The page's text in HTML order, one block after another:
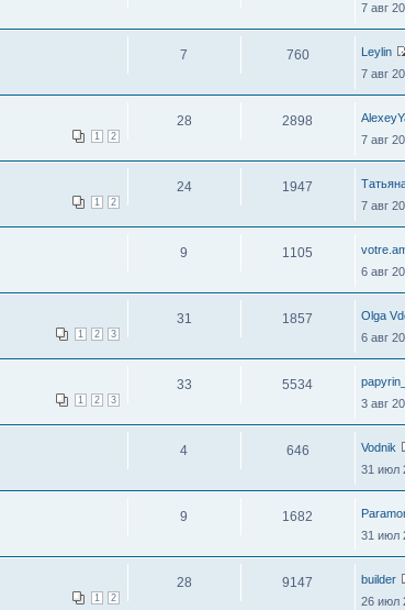
7 авг
7 760
Leylin
7 авг
1 2
28 2898
7 авг
1 2
24 1947
7 авг
9 1105
6 авг
1 2 3
31 1857
Olga
6 авг
1 2 3
33 5534
3 авг
4 646
Vodnik
31 июл
9 1682
31 июл
1 2
28 9147
builder
26 июл